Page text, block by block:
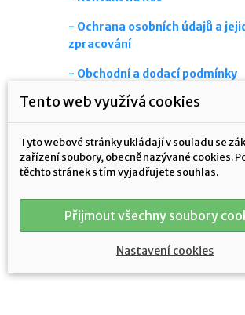
- Ochrana osobních údajů a
zpracování
- Obchodní a dodací podmínky
- Časté dotazy
- Mapa stránek
Odstoupení od smlouvy
Tento web využívá cookies
Tyto webové stránky ukládají v souladu se
zařízení soubory, obecně nazývané cookies.
těchto stránek s tím vyjadřujete souhlas.
Přijmout všechny soubory
Nastavení cookies